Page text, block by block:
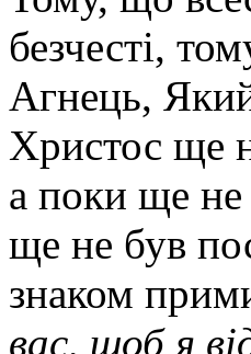
безчесті,
Агнець,
Христос ще
а поки ще не
ще не був
знаком
вас, щоб я